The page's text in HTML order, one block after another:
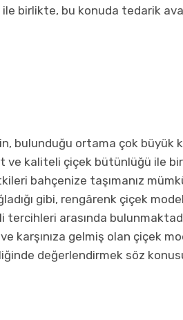
birlikte, bu konuda tedarik
bulunduğu ortama çok büyük
ve kaliteli çiçek bütünlüğü ile
bahçenize taşımanız
gibi, rengârenk çiçek
tercihleri arasında
karşınıza gelmiş olan çiçek
değerlendirmek söz